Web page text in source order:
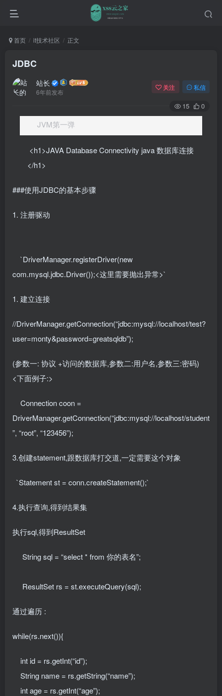
首页 it技术社区 正文
JDBC
站长
6年前发布
关注 私信
15 0
JVM第一弹
<h1>JAVA Database Connectivity java 数据库连接
</h1>
###使用JDBC的基本步骤
1. 注册驱动
`DriverManager.registerDriver(new
com.mysql.jdbc.Driver());<这里需要抛出异常>`
1. 建立连接
//DriverManager.getConnection(“jdbc:mysql://localhost/test?
user=monty&password=greatsqldb”);
(参数一: 协议 +访问的数据库,参数二:用户名,参数三:密码)
<下面例子:>
Connection coon =
DriverManager.getConnection(“jdbc:mysql://localhost/student
”, “root”, “123456”);
3.创建statement,跟数据库打交道,一定需要这个对象
`Statement st = conn.createStatement();`
4.执行查询,得到结果集
执行sql,得到ResultSet
String sql = “select * from 你的表名”;
ResultSet rs = st.executeQuery(sql);
通过遍历 :
while(rs.next()){
int id = rs.getInt(“id”);
String name = rs.getString(“name”);
int age = rs.getInt(“age”);